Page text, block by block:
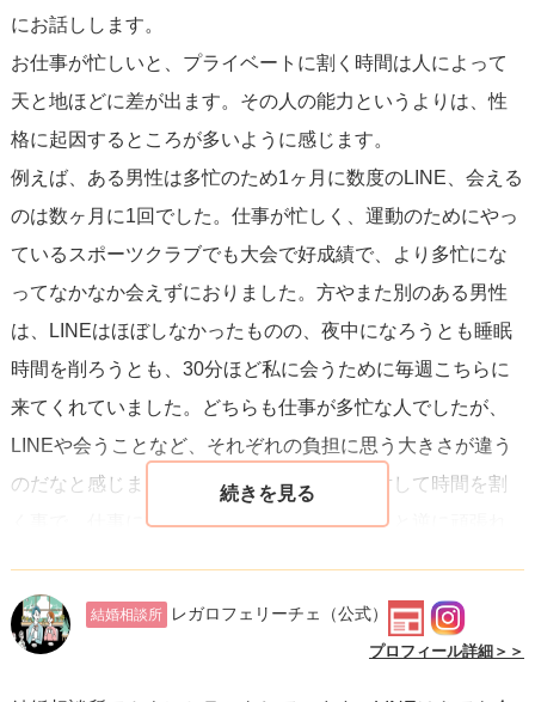
にお話しします。
お仕事が忙しいと、プライベートに割く時間は人によって
天と地ほどに差が出ます。その人の能力というよりは、性
格に起因するところが多いように感じます。
例えば、ある男性は多忙のため1ヶ月に数度のLINE、会える
のは数ヶ月に1回でした。仕事が忙しく、運動のためにやっ
ているスポーツクラブでも大会で好成績で、より多忙にな
ってなかなか会えずにおりました。方やまた別のある男性
は、LINEはほぼしなかったものの、夜中になろうとも睡眠
時間を削ろうとも、30分ほど私に会うために毎週こちらに
来てくれていました。どちらも仕事が多忙な人でしたが、
LINEや会うことなど、それぞれの負担に思う大きさが違う
のだなと感じました。また、好きな相手に対して時間を割
く事で、仕事に疲労感を持ち込んでしまう人と逆に頑張れ
によりけりです。質問者様の彼はどちらのタイプでしょう
か？
結婚相談所 レガロフェリーチェ （公式）
プロフィール詳細＞＞